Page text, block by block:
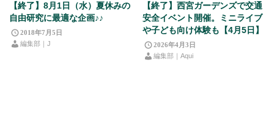
【終了】8月1日（水）夏休みの
自由研究に最適な企画♪♪
2018年7月5日
編集部｜J
【終了】西宮ガーデンズで交通
安全イベント開催。ミニライブ
や子ども向け体験も【4月5日】
2026年4月3日
編集部｜Aqui